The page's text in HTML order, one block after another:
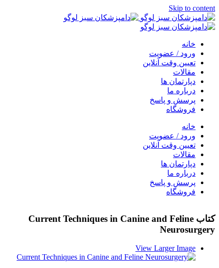
Skip to content
خانه
ورود / عضویت
تعیین وقت آنلاین
مقالات
دپارتمان ها
درباره ما
پرسش و پاسخ
فروشگاه
خانه
ورود / عضویت
تعیین وقت آنلاین
مقالات
دپارتمان ها
درباره ما
پرسش و پاسخ
فروشگاه
کتاب Current Techniques in Canine and Feline
Neurosurgery
View Larger Image